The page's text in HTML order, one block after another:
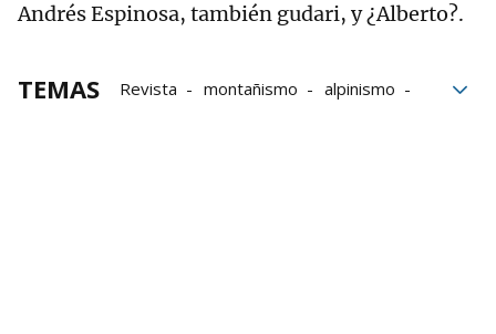
Andrés Espinosa, también gudari, y ¿Alberto?.
TEMAS Revista montañismo
alpinismo